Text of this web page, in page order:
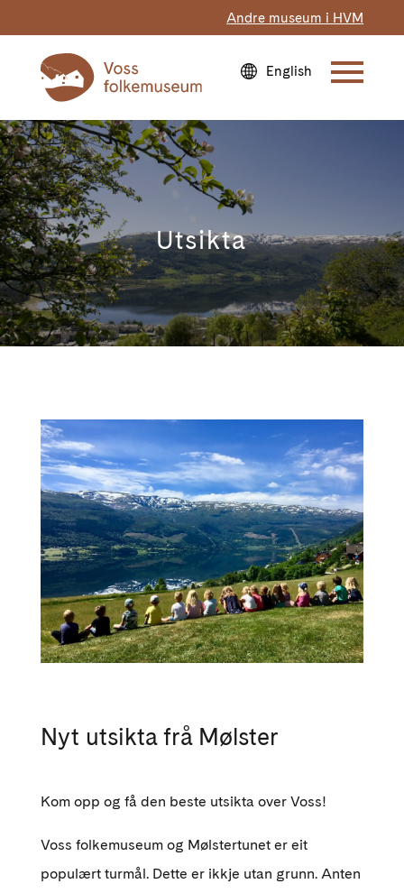
Andre museum i HVM
Utsikta
Nyt utsikta frå Mølster
Kom opp og få den beste utsikta over Voss!
Voss folkemuseum og Mølstertunet er eit
populært turmål. Dette er ikkje utan grunn. Anten